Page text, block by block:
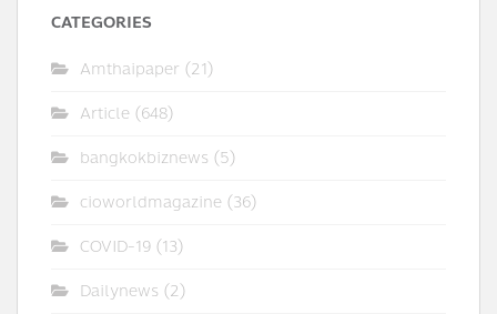
CATEGORIES
Amthaipaper (21)
Article (648)
bangkokbiznews (5)
cioworldmagazine (36)
COVID-19 (13)
Dailynews (2)